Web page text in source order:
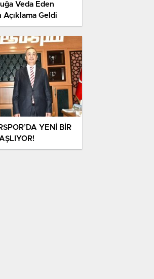
Veda Eden
Açıklama Geldi
YENİ BİR